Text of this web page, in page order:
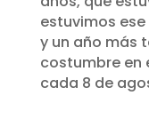
estuvimos
y un año más
costumbre en
cada 8 de